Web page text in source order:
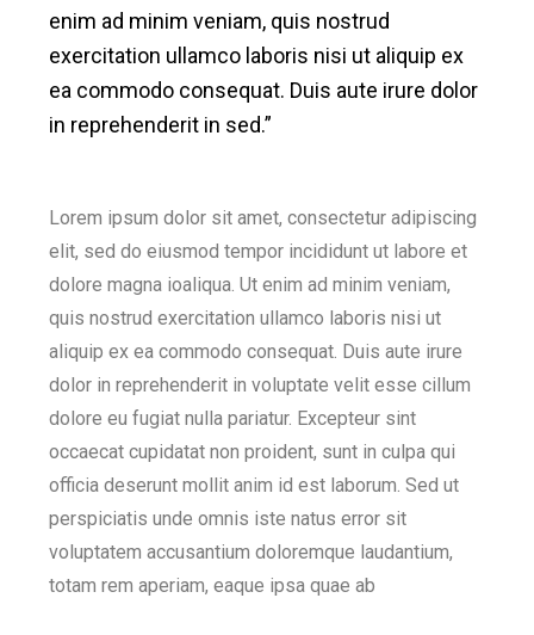
enim ad minim veniam, quis nostrud
exercitation ullamco laboris nisi ut aliquip ex
ea commodo consequat. Duis aute irure dolor
in reprehenderit in sed.”
Lorem ipsum dolor sit amet, consectetur adipiscing
elit, sed do eiusmod tempor incididunt ut labore et
dolore magna ioaliqua. Ut enim ad minim veniam,
quis nostrud exercitation ullamco laboris nisi ut
aliquip ex ea commodo consequat. Duis aute irure
dolor in reprehenderit in voluptate velit esse cillum
dolore eu fugiat nulla pariatur. Excepteur sint
occaecat cupidatat non proident, sunt in culpa qui
officia deserunt mollit anim id est laborum. Sed ut
perspiciatis unde omnis iste natus error sit
voluptatem accusantium doloremque laudantium,
totam rem aperiam, eaque ipsa quae ab